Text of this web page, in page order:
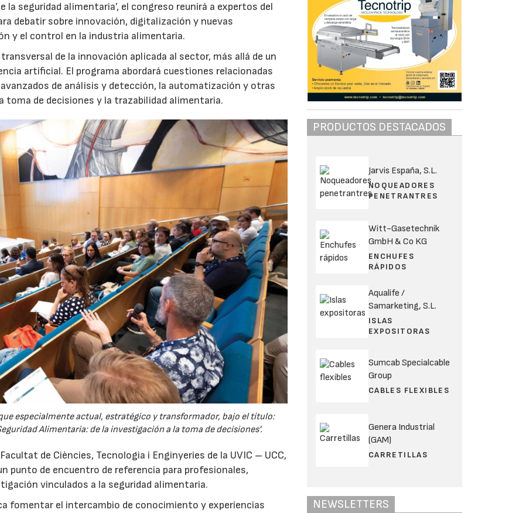
la seguridad alimentaria’, el congreso reunirá a expertos del
debatir sobre innovación, digitalización y nuevas
y el control en la industria alimentaria.
de la innovación aplicada al sector, más allá de un
artificial. El programa abordará cuestiones relacionadas
de análisis y detección, la automatización y otras
de decisiones y la trazabilidad alimentaria.
especialmente actual, estratégico y transformador, bajo el título:
Alimentaria: de la investigación a la toma de decisiones'.
de Ciències, Tecnologia i Enginyeries de la UVIC – UCC,
punto de encuentro de referencia para profesionales,
vinculados a la seguridad alimentaria.
fomentar el intercambio de conocimiento y experiencias
PRODUCTOS DESTACADOS
Jarvis España, S.L.
NOQUEADORES
PENETRANTRES
Witt-Gasetechnik
GmbH & Co KG
ENCHUFES
RÁPIDOS
Aqualife /
Samarketing, S.L.
ISLAS
EXPOSITORAS
Sumcab Specialcable
Group
CABLES FLEXIBLES
Genera Industrial
(GAM)
CARRETILLAS
NEWSLETTERS